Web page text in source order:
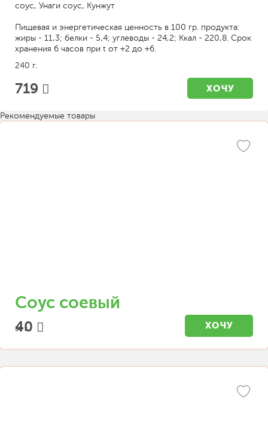
соус, Унаги соус, Кунжут
Пищевая и энергетическая ценность в 100 гр. продукта:
жиры - 11,3; белки - 5,4; углеводы - 24,2; Ккал - 220,8. Срок
хранения 6 часов при t от +2 до +6.
240 г.
719 ХОЧУ
Рекомендуемые товары
Соус соевый
30 г.
40 ХОЧУ